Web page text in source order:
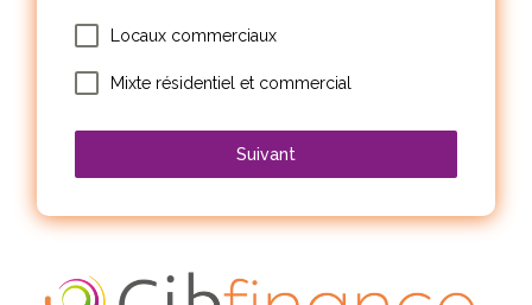
Locaux commerciaux
Mixte résidentiel et commercial
Suivant